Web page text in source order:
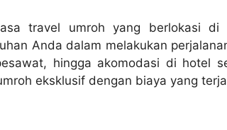
travel umroh yang berlokasi di
Anda dalam melakukan
hingga akomodasi di hotel
eksklusif dengan biaya yang